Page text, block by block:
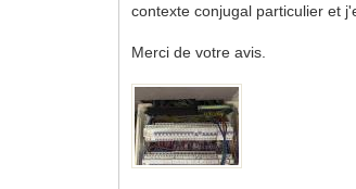
contexte conjugal particulier et
Merci de votre avis.